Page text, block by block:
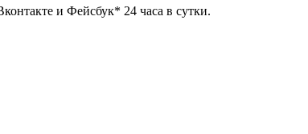
и Фейсбук* 24 часа в сутки.